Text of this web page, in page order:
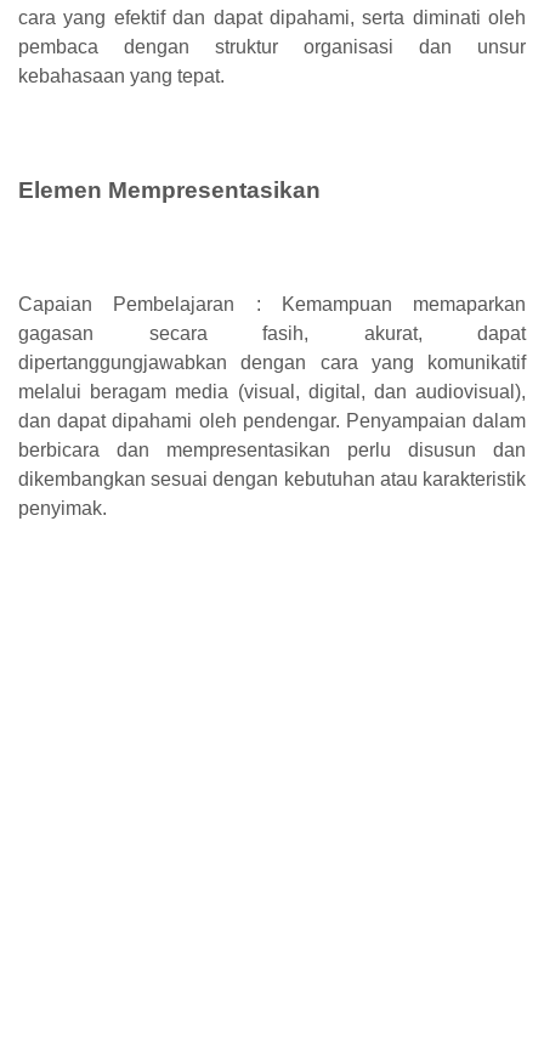
cara yang efektif dan dapat dipahami, serta diminati oleh
pembaca dengan struktur organisasi dan unsur
kebahasaan yang tepat.
Elemen Mempresentasikan
Capaian Pembelajaran : Kemampuan memaparkan
gagasan secara fasih, akurat, dapat
dipertanggungjawabkan dengan cara yang komunikatif
melalui beragam media (visual, digital, dan audiovisual),
dan dapat dipahami oleh pendengar. Penyampaian dalam
berbicara dan mempresentasikan perlu disusun dan
dikembangkan sesuai dengan kebutuhan atau karakteristik
penyimak.